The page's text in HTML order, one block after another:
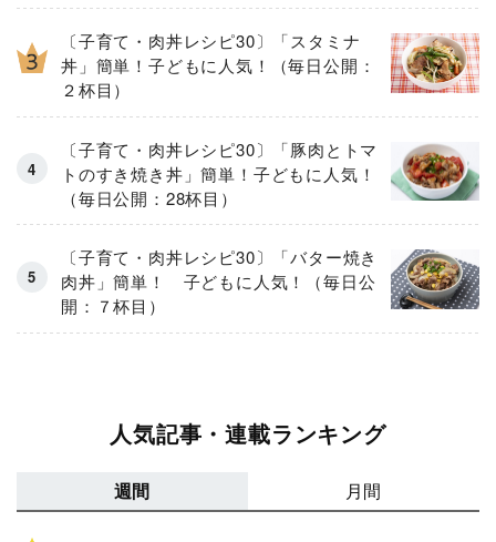
〔子育て・肉丼レシピ30〕「スタミナ
丼」簡単！子どもに人気！（毎日公開：
２杯目）
〔子育て・肉丼レシピ30〕「豚肉とトマ
トのすき焼き丼」簡単！子どもに人気！
（毎日公開：28杯目）
〔子育て・肉丼レシピ30〕「バター焼き
肉丼」簡単！ 子どもに人気！（毎日公
開：７杯目）
人気記事・連載ランキング
週間 月間